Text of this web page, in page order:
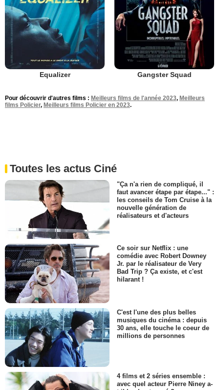
Equalizer Gangster Squad
Pour découvrir d'autres films : Meilleurs films de l'année 2023, Meilleurs
films Policier, Meilleurs films Policier en 2023.
Toutes les actus Ciné
"Ça n'a rien de compliqué, il
faut avancer étape par étape..." :
les conseils de Tom Cruise à la
nouvelle génération de
réalisateurs et d'acteurs
Ce soir sur Netflix : une
comédie avec Robert Downey
Jr. par le réalisateur de Very
Bad Trip ? Ça existe, et c'est
hilarant !
C'est l'une des plus belles
musiques du cinéma : depuis
30 ans, elle touche le coeur de
millions de personnes
4 films et 2 séries ensemble :
avec quel acteur Pierre Niney a-